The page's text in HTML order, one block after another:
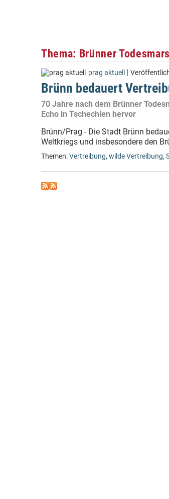
Thema: Brünner
prag aktuell |
Brünn bedauert
70 Jahre nach dem Brünner
Echo in Tschechien hervor
Brünn/Prag - Die Stadt Brünn
Weltkriegs und insbesondere den
Themen:Vertreibung, wilde Vertreibung,